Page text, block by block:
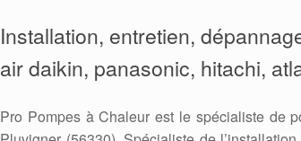
Installation, entretien,
air daikin, panasonic, hitachi,
Pro Pompes à Chaleur est le spécialiste de